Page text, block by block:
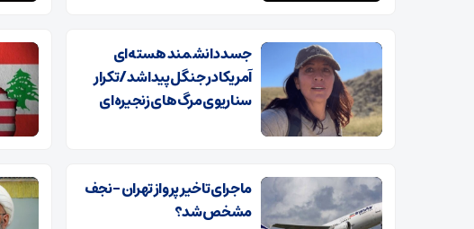
جسد دانشمند هسته‌ای
آمریکا در جنگل پیدا شد/تکرار
سناریوی مرگ‌های زنجیره‌ای
ماجرای تاخیر پرواز تهران – نجف
مشخص شد؟